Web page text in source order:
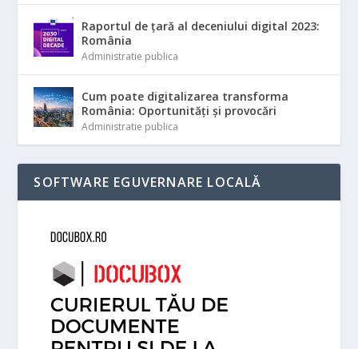
Raportul de țară al deceniului digital 2023:
România
Administratie publica
Cum poate digitalizarea transforma
România: Oportunități și provocări
Administratie publica
SOFTWARE EGUVERNARE LOCALĂ